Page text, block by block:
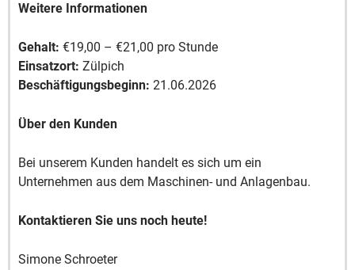
Weitere Informationen
Gehalt: €19,00 – €21,00 pro Stunde
Einsatzort: Zülpich
Beschäftigungsbeginn: 21.06.2026
Über den Kunden
Bei unserem Kunden handelt es sich um ein
Unternehmen aus dem Maschinen- und Anlagenbau.
Kontaktieren Sie uns noch heute!
Simone Schroeter